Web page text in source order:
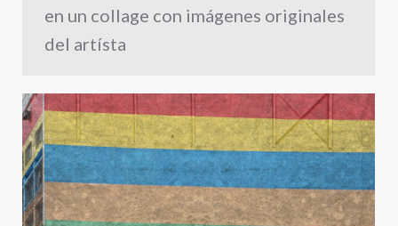
en un collage con imágenes originales
del artísta